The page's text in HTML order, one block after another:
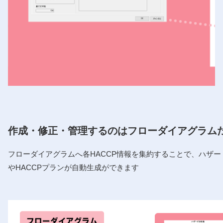
作成・修正・管理するのはフローダイアグラム
フローダイアグラムへ各HACCP情報を集約することで、ハザー
やHACCPプランが自動生成ができます